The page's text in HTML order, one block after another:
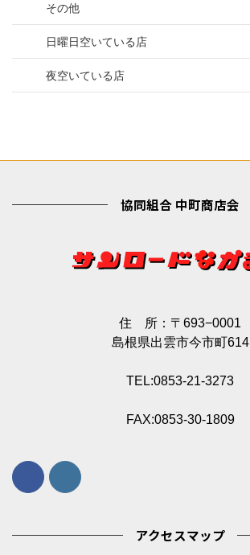
その他
日曜日空いている店
夜空いている店
協同組合 中町商店会
住 所：〒693−0001
島根県出雲市今市町614
TEL:0853-21-3273
FAX:0853-30-1809
アクセスマップ